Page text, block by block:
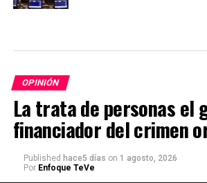
OPINIÓN
La trata de personas el
financiador del crimen
Published hace5 días on 1 agosto, 2026
Por Enfoque TeVe